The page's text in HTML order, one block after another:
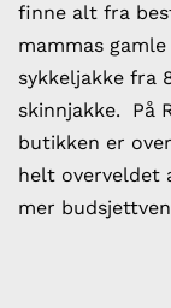
finne alt fra
mammas
sykkeljakke fra
skinnjakke. På
butikken er
helt overveldet
mer